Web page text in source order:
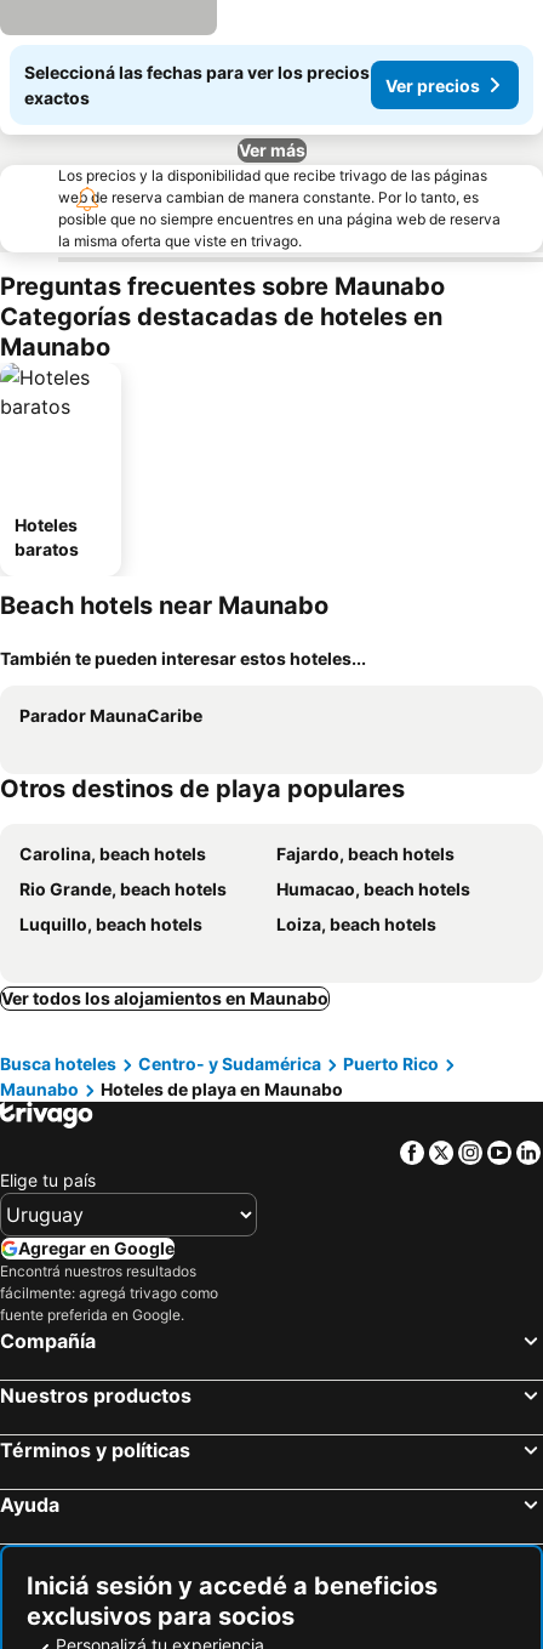
Seleccioná las fechas para ver los precios
exactos
Ver precios
Ver más
Los precios y la disponibilidad que recibe trivago de las páginas
web de reserva cambian de manera constante. Por lo tanto, es
posible que no siempre encuentres en una página web de reserva
la misma oferta que viste en trivago.
Preguntas frecuentes sobre Maunabo
Categorías destacadas de hoteles en
Maunabo
Hoteles
baratos
Beach hotels near Maunabo
También te pueden interesar estos hoteles...
Parador MaunaCaribe
Otros destinos de playa populares
Carolina, beach hotels
Fajardo, beach hotels
Rio Grande, beach hotels
Humacao, beach hotels
Luquillo, beach hotels
Loiza, beach hotels
Ver todos los alojamientos en Maunabo
Busca hoteles Centro- y Sudamérica
Puerto Rico
Maunabo
Hoteles de playa en Maunabo
Facebook
Twitter
Elige tu país
Agregar en Google
Encontrá nuestros resultados
fácilmente: agregá trivago como
fuente preferida en Google.
Compañía
Nuestros productos
Términos y políticas
Ayuda
Iniciá sesión y accedé a beneficios
exclusivos para socios
Personalizá tu experiencia